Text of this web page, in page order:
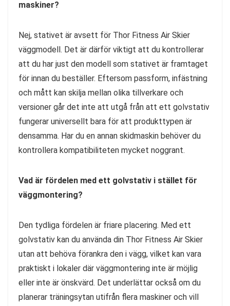
maskiner?
Nej, stativet är avsett för Thor Fitness Air Skier
väggmodell. Det är därför viktigt att du kontrollerar
att du har just den modell som stativet är framtaget
för innan du beställer. Eftersom passform, infästning
och mått kan skilja mellan olika tillverkare och
versioner går det inte att utgå från att ett golvstativ
fungerar universellt bara för att produkttypen är
densamma. Har du en annan skidmaskin behöver du
kontrollera kompatibiliteten mycket noggrant.
Vad är fördelen med ett golvstativ i stället för
väggmontering?
Den tydliga fördelen är friare placering. Med ett
golvstativ kan du använda din Thor Fitness Air Skier
utan att behöva förankra den i vägg, vilket kan vara
praktiskt i lokaler där väggmontering inte är möjlig
eller inte är önskvärd. Det underlättar också om du
planerar träningsytan utifrån flera maskiner och vill